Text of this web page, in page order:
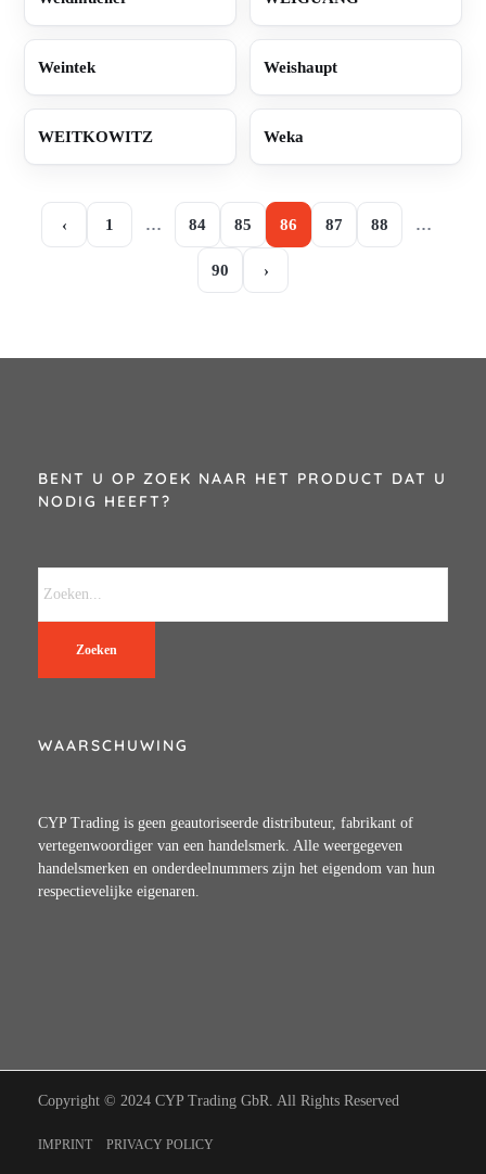
Weintek Weishaupt
WEITKOWITZ Weka
‹ 1 … 84 85 86 87 88 …
90 ›
BENT U OP ZOEK NAAR HET PRODUCT DAT U
NODIG HEEFT?
Zoeken
WAARSCHUWING
CYP Trading is geen geautoriseerde distributeur, fabrikant of
vertegenwoordiger van een handelsmerk. Alle weergegeven
handelsmerken en onderdeelnummers zijn het eigendom van hun
respectievelijke eigenaren.
Copyright © 2024 CYP Trading GbR. All Rights Reserved
IMPRINT PRIVACY POLICY